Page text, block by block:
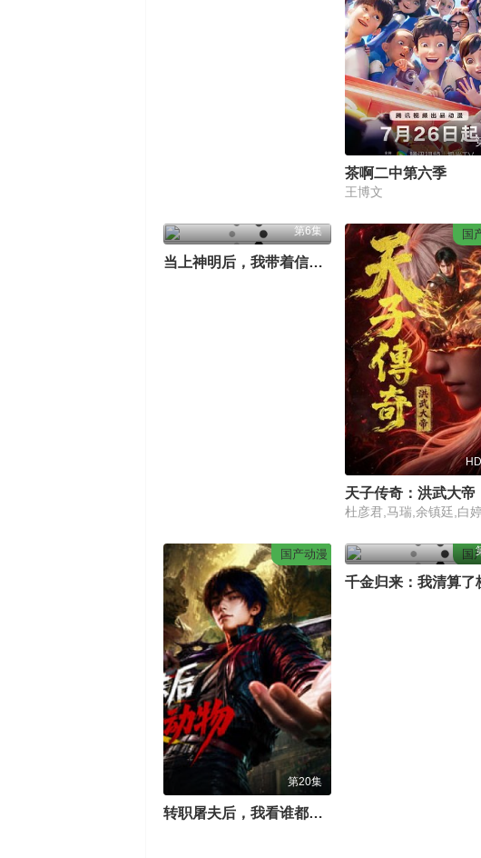
茶啊二中第六季
王博文
第6集
当上神明后，我带着信徒干翻了废土
国
天子传奇：洪武大帝
国产动漫
第20集
转职屠夫后，我看谁都是动物
国